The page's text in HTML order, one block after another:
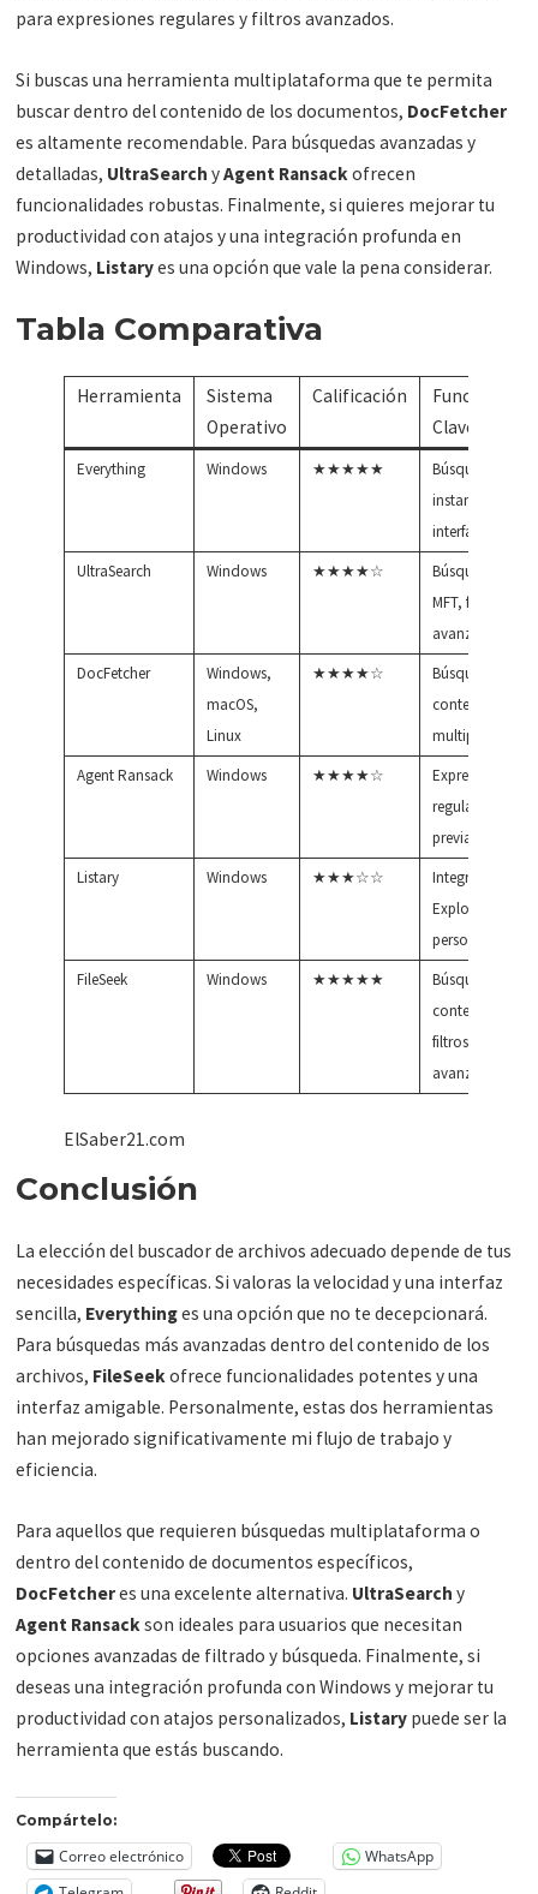
para expresiones regulares y filtros avanzados.
Si buscas una herramienta multiplataforma que te permita
buscar dentro del contenido de los documentos, DocFetcher
es altamente recomendable. Para búsquedas avanzadas y
detalladas, UltraSearch yAgent Ransack ofrecen
funcionalidades robustas. Finalmente, si quieres mejorar tu
productividad con atajos y una integración profunda en
Windows, Listaryes una opción que vale la pena considerar.
Tabla Comparativa
Herramienta
Sistema
Operativo
Calificación
Funciones
Clave
Everything Windows ★★★★★
Búsqueda
instantánea,
interfaz sencilla
UltraSearch
Windows ★★★★☆
Búsqueda por
MFT, filtros
avanzados
DocFetcher
Windows,
macOS,
Linux
★★★★☆
Búsqueda de
contenido,
Agent Ransack
Windows ★★★★☆
Expresiones
regulares, vista
previa
Listary
Windows ★★★☆☆
Integración con
Explorer,
personalización
FileSeek
Windows ★★★★★
Búsqueda en
contenido,
filtros
avanzados
ElSaber21.com
Conclusión
La elección del buscador de archivos adecuado depende de tus
necesidades específicas. Si valoras la velocidad y una interfaz
sencilla, Everythinges una opción que no te decepcionará.
Para búsquedas más avanzadas dentro del contenido de los
archivos, FileSeekofrece funcionalidades potentes y una
interfaz amigable. Personalmente, estas dos herramientas
han mejorado significativamente mi flujo de trabajo y
eficiencia.
Para aquellos que requieren búsquedas multiplataforma o
dentro del contenido de documentos específicos,
DocFetcheres una excelente alternativa. UltraSearch y
Agent Ransackson ideales para usuarios que necesitan
opciones avanzadas de filtrado y búsqueda. Finalmente, si
deseas una integración profunda con Windows y mejorar tu
productividad con atajos personalizados, Listary puede ser la
herramienta que estás buscando.
Compártelo:
Correo electrónico
WhatsApp